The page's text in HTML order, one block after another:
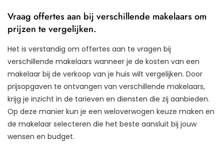
Vraag offertes aan bij verschillende makelaars om
prijzen te vergelijken.
Het is verstandig om offertes aan te vragen bij
verschillende makelaars wanneer je de kosten van een
makelaar bij de verkoop van je huis wilt vergelijken. Door
prijsopgaven te ontvangen van verschillende makelaars,
krijg je inzicht in de tarieven en diensten die zij aanbieden.
Op deze manier kun je een weloverwogen keuze maken en
de makelaar selecteren die het beste aansluit bij jouw
wensen en budget.